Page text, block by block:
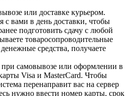
или доставке курьером.
с вами в день доставки, чтобы
подготовить сдачу с любой
товаросопроводительные
средства, получаете
при самовывозе или оформлении в
Visa и MasterCard. Чтобы
перенаправит вас на сервер
нужно ввести номер карты, срок